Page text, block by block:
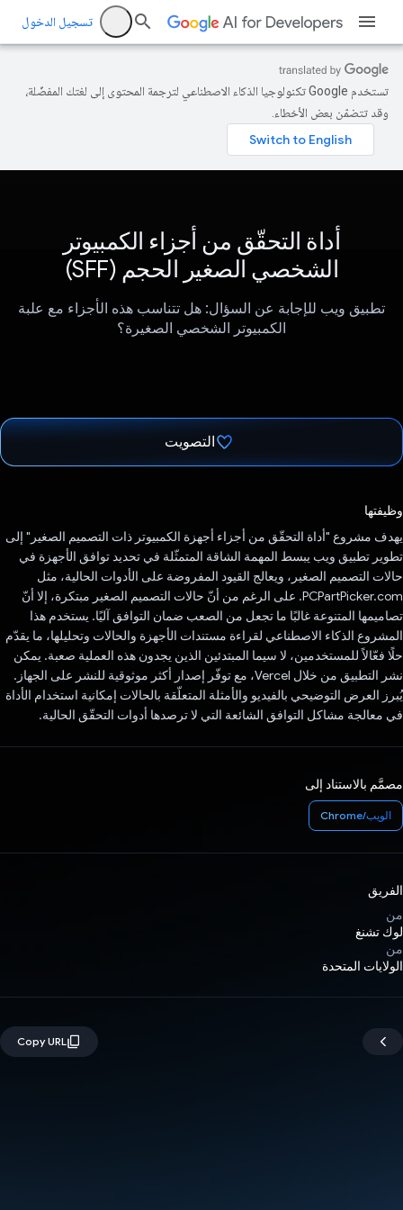
تسجيل الدخول
تستخدم Google تكنولوجيا الذكاء الاصطناعي لترجمة المحتوى إلى لغتك المفضّلة،
وقد تتضمّن بعض الأخطاء.
أداة التحقّق من أجزاء الكمبيوتر
الشخصي الصغير الحجم (SFF)
تطبيق ويب للإجابة عن السؤال: هل تتناسب هذه الأجزاء مع علبة
الكمبيوتر الشخصي الصغيرة؟
التصويت
وظيفتها
يهدف مشروع "أداة التحقّق من أجزاء أجهزة الكمبيوتر ذات التصميم الصغير" إلى
تطوير تطبيق ويب يبسط المهمة الشاقة المتمثّلة في تحديد توافق الأجهزة في
حالات التصميم الصغير، ويعالج القيود المفروضة على الأدوات الحالية، مثل
PCPartPicker.com. على الرغم من أنّ حالات التصميم الصغير مبتكرة، إلا أنّ
تصاميمها المتنوعة غالبًا ما تجعل من الصعب ضمان التوافق آليًا. يستخدم هذا
المشروع الذكاء الاصطناعي لقراءة مستندات الأجهزة والحالات وتحليلها، ما يقدّم
حلًا فعّالاً للمستخدمين، لا سيما المبتدئين الذين يجدون هذه العملية صعبة. يمكن
نشر التطبيق من خلال Vercel، مع توفّر إصدار أكثر موثوقية للنشر على الجهاز.
يُبرز العرض التوضيحي بالفيديو والأمثلة المتعلّقة بالحالات إمكانية استخدام الأداة
في معالجة مشاكل التوافق الشائعة التي لا ترصدها أدوات التحقّق الحالية.
مصمَّم بالاستناد إلى
الويب/Chrome
الفريق
من
لوك تشنغ
من
الولايات المتحدة